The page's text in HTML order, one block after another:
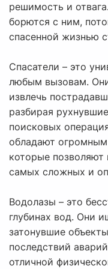
решимость и
борются с ним,
спасенной жизнью
Спасатели – это
любым вызовам.
извлечь
разбирая
поисковых
обладают
которые
самых сложных и
Водолазы – это
глубинах вод. Они
затонувшие
последствий
отличной